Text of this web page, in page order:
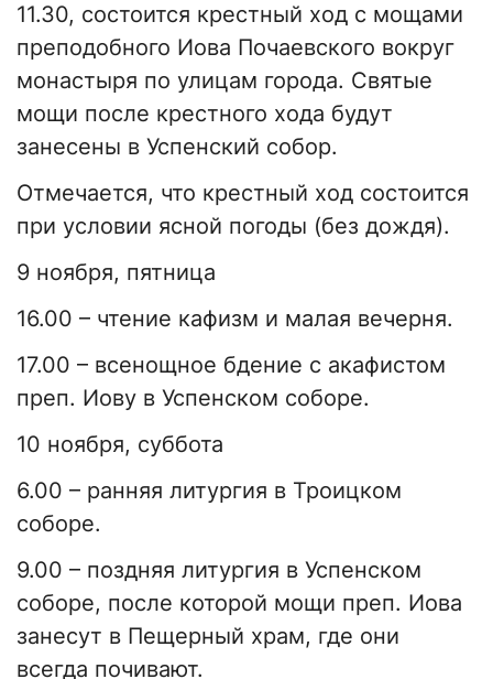
11.30, состоится крестный ход с мощами
преподобного Иова Почаевского вокруг
монастыря по улицам города. Святые
мощи после крестного хода будут
занесены в Успенский собор.
Отмечается, что крестный ход состоится
при условии ясной погоды (без дождя).
9 ноября, пятница
16.00 – чтение кафизм и малая вечерня.
17.00 – всенощное бдение с акафистом
преп. Иову в Успенском соборе.
10 ноября, суббота
6.00 – ранняя литургия в Троицком
соборе.
9.00 – поздняя литургия в Успенском
соборе, после которой мощи преп. Иова
занесут в Пещерный храм, где они
всегда почивают.